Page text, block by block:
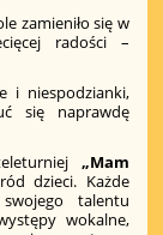
zamieniło się w
radości –
i niespodzianki,
się naprawdę
„Mam
dzieci. Każde
talentu
wokalne,